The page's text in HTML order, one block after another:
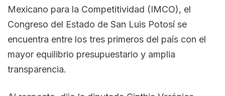
Mexicano para la Competitividad (IMCO), el
Congreso del Estado de San Luis Potosí se
encuentra entre los tres primeros del país con el
mayor equilibrio presupuestario y amplia
transparencia.